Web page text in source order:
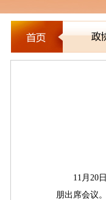
11月20日
朋出席会议